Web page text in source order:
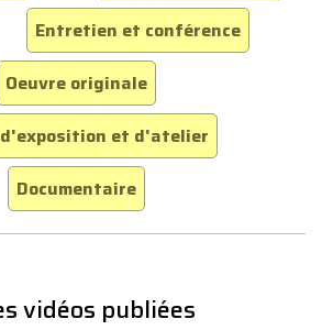
Entretien et conférence
Oeuvre originale
et d'atelier
Documentaire
vidéos publiées